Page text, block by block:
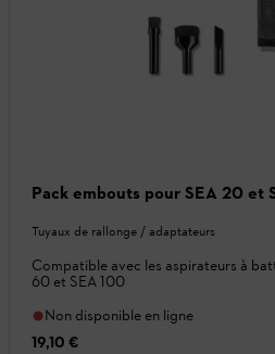
Pack embouts pour SEA 20 et
Tuyaux de rallonge / adaptateurs
Compatible avec les aspirateurs à
60 et SEA 100
Non disponible en ligne
19,10 €